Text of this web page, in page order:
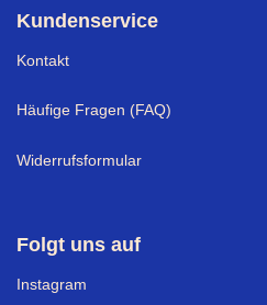
Kundenservice
Kontakt
Häufige Fragen (FAQ)
Widerrufsformular
Folgt uns auf
Instagram